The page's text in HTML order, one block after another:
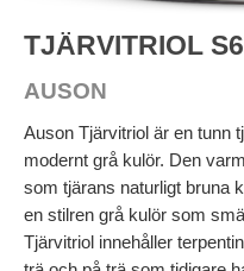
TJÄRVITRIOL
AUSON
Auson Tjärvitriol är en tunn
modernt grå kulör. Den
som tjärans naturligt bruna
en stilren grå kulör som
Tjärvitriol innehåller